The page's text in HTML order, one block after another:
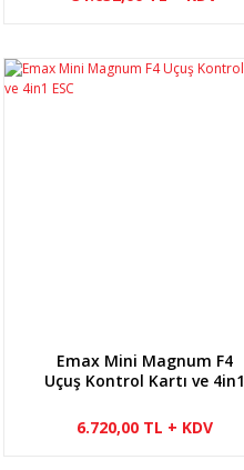
Emax Mini Magnum F4
Uçuş Kontrol Kartı ve 4in1
6.720,00 TL + KDV